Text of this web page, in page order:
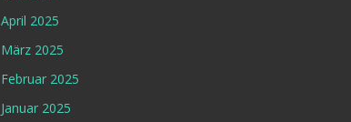
April 2025
März 2025
Februar 2025
Januar 2025